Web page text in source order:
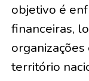
objetivo é
financeiras,
território